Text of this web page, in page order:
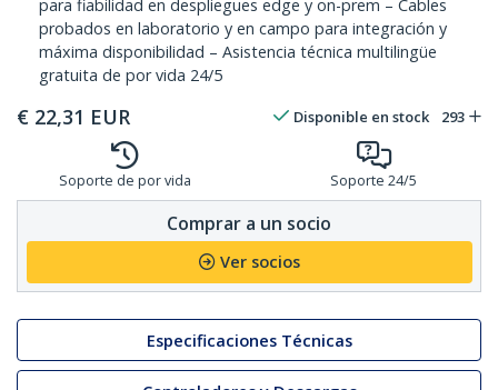
para fiabilidad en despliegues edge y on-prem – Cables
probados en laboratorio y en campo para integración y
máxima disponibilidad – Asistencia técnica multilingüe
gratuita de por vida 24/5
€ 22,31 EUR Disponible en stock 293
Soporte de por vida Soporte 24/5
Comprar a un socio
Ver socios
Especificaciones Técnicas